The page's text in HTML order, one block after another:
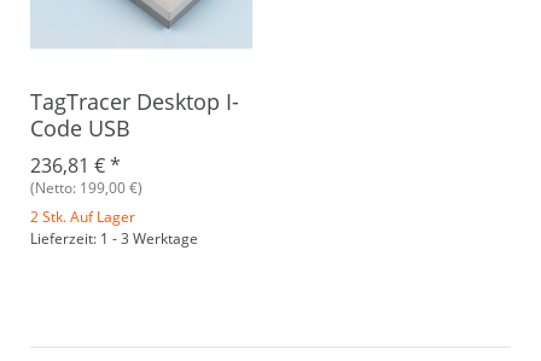
TagTracer Desktop I-
Code USB
236,81 €*
(Netto: 199,00 €)
2 Stk. Auf Lager
Lieferzeit: 1 - 3 Werktage